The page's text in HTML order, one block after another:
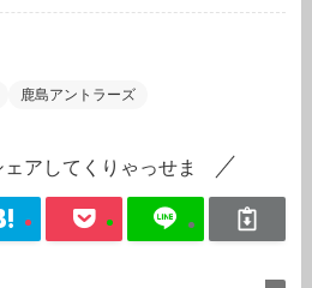
鹿島アントラーズ
アしてくりゃっせま